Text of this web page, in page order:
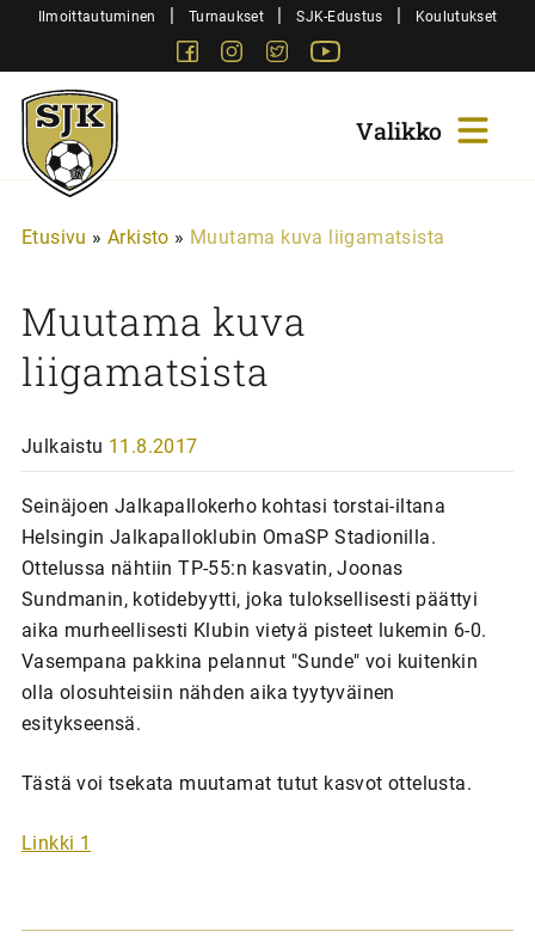
SiirryIlmoittautuminen | Turnaukset | SJK-Edustus | Koulutukset
FacebookInstagram
Twitter
Sjk-
Juniorit
Etusivu » Arkisto » Muutama kuva liigamatsista
Muutama kuva
liigamatsista
Julkaistu 11.8.2017
Seinäjoen Jalkapallokerho kohtasi torstai-iltana
Helsingin Jalkapalloklubin OmaSP Stadionilla.
Ottelussa nähtiin TP-55:n kasvatin, Joonas
Sundmanin, kotidebyytti, joka tuloksellisesti päättyi
aika murheellisesti Klubin vietyä pisteet lukemin 6-0.
Vasempana pakkina pelannut "Sunde" voi kuitenkin
olla olosuhteisiin nähden aika tyytyväinen
esitykseensä.
Tästä voi tsekata muutamat tutut kasvot ottelusta.
Linkki 1